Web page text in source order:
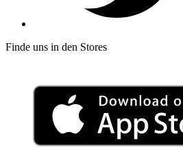
Finde uns in den Stores